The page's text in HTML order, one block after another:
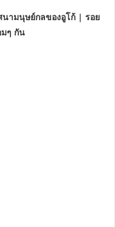
ามนุษย์กลของอูโก้ | รอย
ๆ กัน